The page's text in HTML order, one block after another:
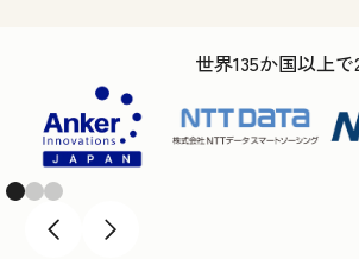
世界135か国以上
PreviousNext